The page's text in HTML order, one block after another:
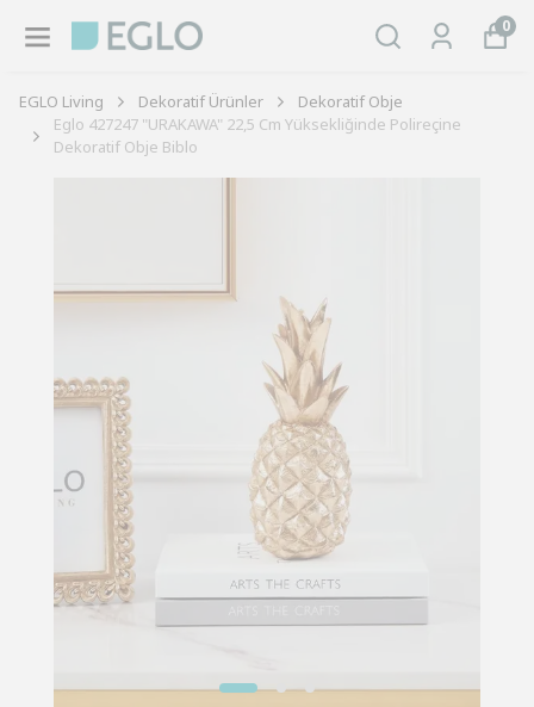
0
EGLO Living Dekoratif Ürünler
Dekoratif Obje
Eglo 427247 "URAKAWA" 22,5 Cm Yüksekliğinde Polireçine
Dekoratif Obje Biblo